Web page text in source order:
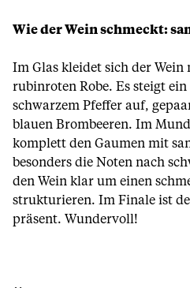
Wie der Wein schmeckt:
Im Glas kleidet sich der
rubinroten Robe. Es steigt
schwarzem Pfeffer auf,
blauen Brombeeren. Im
komplett den Gaumen mit
besonders die Noten nach
den Wein klar um einen
strukturieren. Im Finale ist
präsent. Wundervoll!